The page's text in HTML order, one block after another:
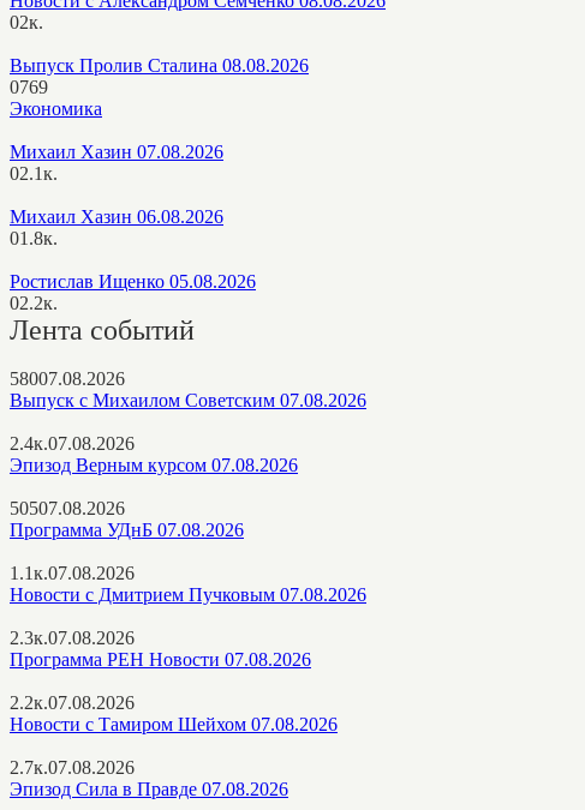
02к.
Выпуск Пролив Сталина 08.08.2026
0769
Экономика
Михаил Хазин 07.08.2026
02.1к.
Михаил Хазин 06.08.2026
01.8к.
Ростислав Ищенко 05.08.2026
02.2к.
Лента событий
58007.08.2026
Выпуск с Михаилом Советским 07.08.2026
2.4к.07.08.2026
Эпизод Верным курсом 07.08.2026
50507.08.2026
Программа УДнБ 07.08.2026
1.1к.07.08.2026
Новости с Дмитрием Пучковым 07.08.2026
2.3к.07.08.2026
Программа РЕН Новости 07.08.2026
2.2к.07.08.2026
Новости с Тамиром Шейхом 07.08.2026
2.7к.07.08.2026
Эпизод Сила в Правде 07.08.2026